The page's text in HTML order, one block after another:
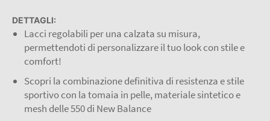
DETTAGLI:
Lacci regolabili per una calzata su misura,
permettendoti di personalizzare il tuo look con stile e
comfort!
Scopri la combinazione definitiva di resistenza e stile
sportivo con la tomaia in pelle, materiale sintetico e
mesh delle 550 di New Balance